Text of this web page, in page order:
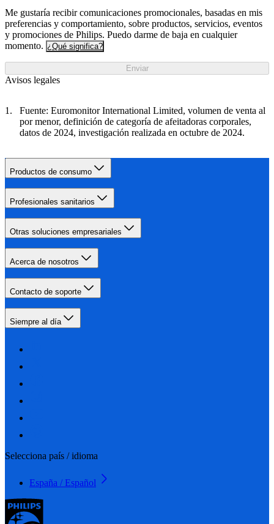
Me gustaría recibir comunicaciones promocionales, basadas en mis
preferencias y comportamiento, sobre productos, servicios, eventos
y promociones de Philips. Puedo darme de baja en cualquier
momento. ¿Qué significa?
Enviar
Avisos legales
Fuente: Euromonitor International Limited, volumen de venta al
por menor, definición de categoría de afeitadoras corporales,
datos de 2024, investigación realizada en octubre de 2024.
Productos de consumo
Profesionales sanitarios
Otras soluciones empresariales
Acerca de nosotros
Contacto de soporte
Siempre al día
Selecciona país / idioma
España / Español